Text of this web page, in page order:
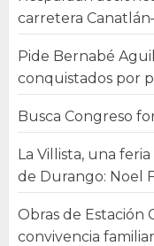
carretera
Pide Bernabé
conquistados por
Busca Congreso
La Villista, una
de Durango: Noel
Obras de
convivencia